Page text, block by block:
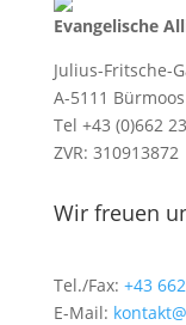
Evangelische
Julius-Fritsche-
A-5111 Bürmoos
Tel +43 (0)662
ZVR: 310913872
Wir freuen
Tel./Fax: +43
E-Mail: